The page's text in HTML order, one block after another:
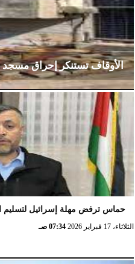
الأوقاف تستنكر إحراق
الإثنين، 23 فبراير 2026 02:15 مـ
حماس ترفض مهلة إسرائيل لتسليم
الثلاثاء، 17 فبراير 2026 07:34 صـ